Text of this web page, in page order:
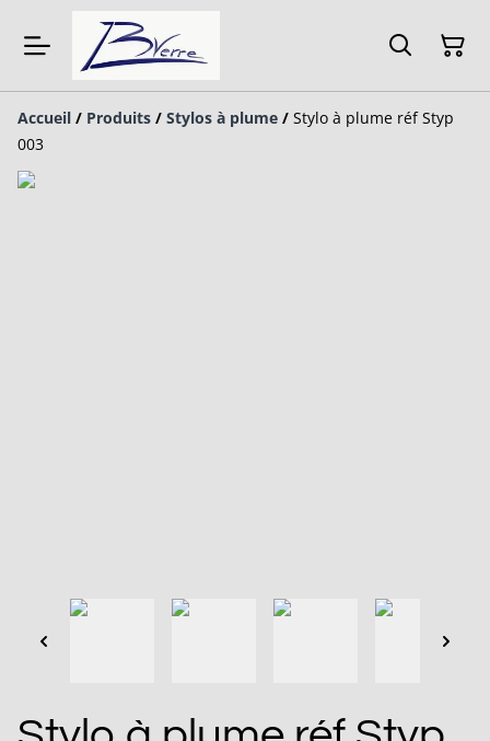
Accueil / Produits / Stylos à plume / Stylo à plume réf Styp
003